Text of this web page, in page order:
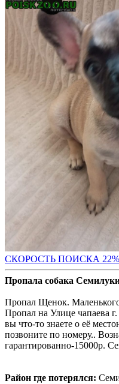
СКОРОСТЬ ПОИСКА 22%
Пропала собака
Пропал Щенок.
Пропал на Улице чапаева
вы что-то знаете о её
позвоните по номеру..
гарантированно-15000р.
Район где потерялся: